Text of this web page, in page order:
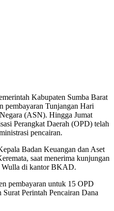
Kabupaten Sumba Barat
pembayaran Tunjangan Hari
(ASN). Hingga Jumat
Perangkat Daerah (OPD) telah
pencairan.
Badan Keuangan dan Aset
saat menerima kunjungan
Wulla di kantor BKAD.
pembayaran untuk 15 OPD
Surat Perintah Pencairan Dana